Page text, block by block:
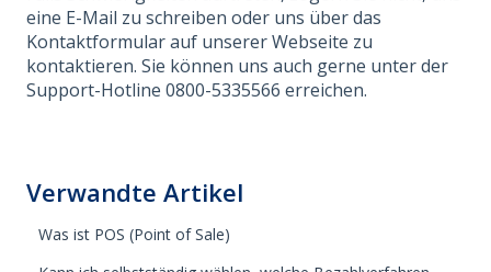
eine E-Mail zu schreiben oder uns über das
Kontaktformular auf unserer Webseite zu
kontaktieren. Sie können uns auch gerne unter der
Support-Hotline 0800-5335566 erreichen.
Verwandte Artikel
Was ist POS (Point of Sale)